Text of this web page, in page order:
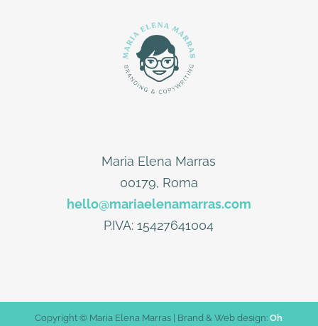
Maria Elena Marras
00179, Roma
hello@mariaelenamarras.com
P.IVA: 15427641004
Copyright © Maria Elena Marras | Brand & Web design:Oh